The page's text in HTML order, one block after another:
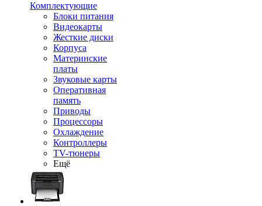
Комплектующие
Блоки питания
Видеокарты
Жесткие диски
Корпуса
Материнские
платы
Звуковые карты
Оперативная
память
Приводы
Процессоры
Охлаждение
Контроллеры
TV-тюнеры
Ещё